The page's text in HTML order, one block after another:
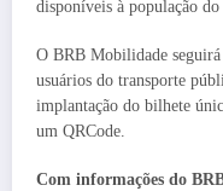
disponíveis à população do
O BRB Mobilidade
usuários do transporte
implantação do bilhete
um QRCode.
Com informações do